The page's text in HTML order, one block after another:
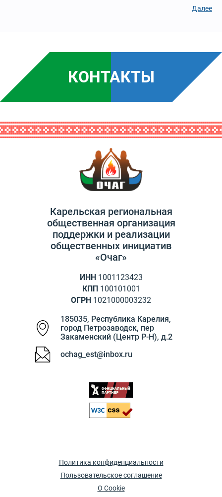
Далее
КОНТАКТЫ
Карельская региональная
общественная организация
поддержки и реализации
общественных инициатив
«Очаг»
ИНН 1001123423
КПП100101001
ОГРН 1021000003232
185035, Республика Карелия,
город Петрозаводск, пер
Закаменский (Центр Р-Н), д.2
ochag_est@inbox.ru
Политика конфиденциальности
Пользовательское соглашение
О Cookie